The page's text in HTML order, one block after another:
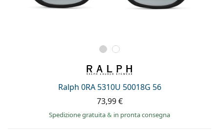
Ralph 0RA 5310U 50018G 56
73,99 €
Spedizione gratuita& in pronta consegna